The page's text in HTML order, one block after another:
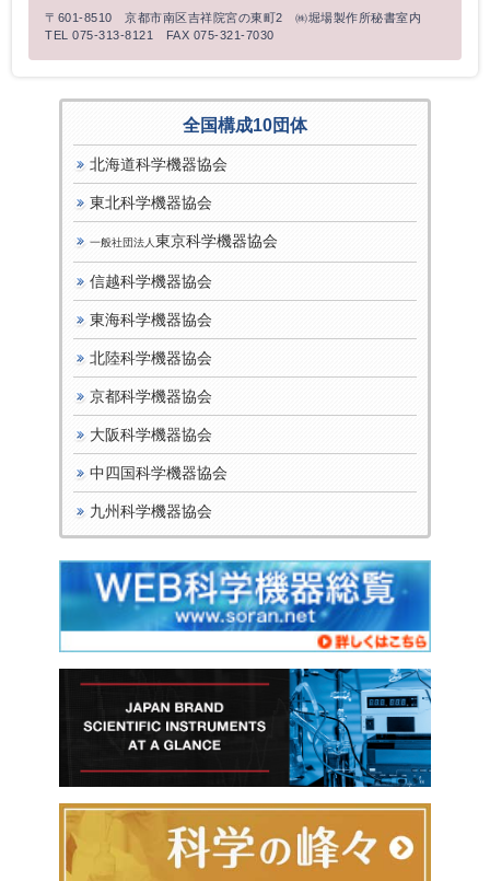
〒601-8510 京都市南区吉祥院宮の東町2 ㈱堀場製作所秘書室内
TEL 075-313-8121 FAX 075-321-7030
全国構成10団体
北海道科学機器協会
東北科学機器協会
一般社団法人 東京科学機器協会
信越科学機器協会
東海科学機器協会
北陸科学機器協会
京都科学機器協会
大阪科学機器協会
中四国科学機器協会
九州科学機器協会